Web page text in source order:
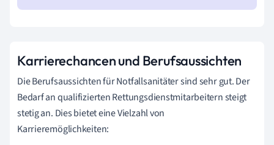
Karrierechancen und Berufsaussichten
Die Berufsaussichten für Notfallsanitäter sind sehr gut. Der
Bedarf an qualifizierten Rettungsdienstmitarbeitern steigt
stetig an. Dies bietet eine Vielzahl von
Karrieremöglichkeiten: